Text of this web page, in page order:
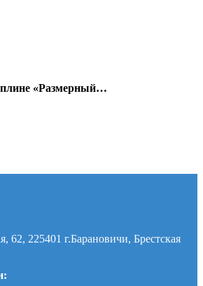
«Размерный…
62, 225401 г.Барановичи, Брестская